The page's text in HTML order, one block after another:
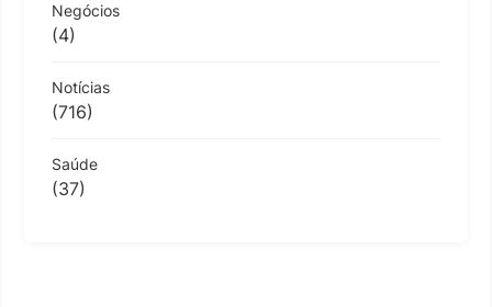
Negócios
(4)
Notícias
(716)
Saúde
(37)